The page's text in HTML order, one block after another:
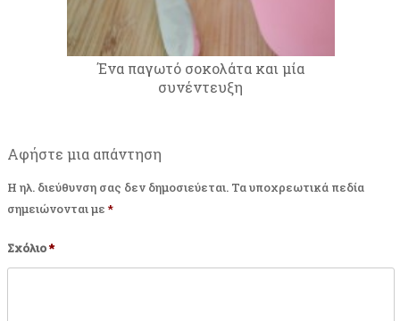
Ένα παγωτό σοκολάτα και μία
συνέντευξη
Αφήστε μια απάντηση
Η ηλ. διεύθυνση σας δεν δημοσιεύεται. Τα υποχρεωτικά πεδία
σημειώνονται με *
Σχόλιο*